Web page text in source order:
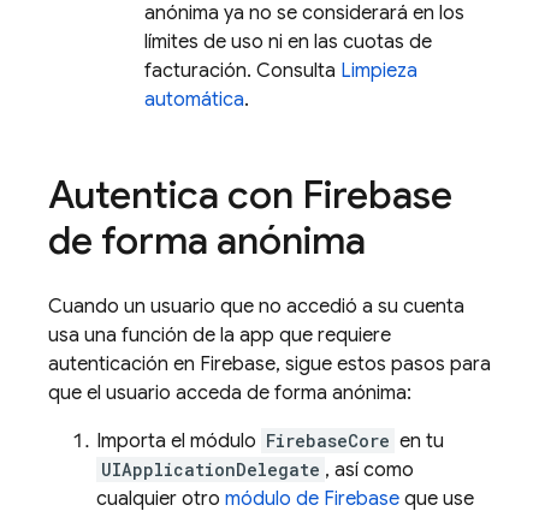
anónima ya no se considerará en los
límites de uso ni en las cuotas de
facturación. Consulta Limpieza
automática.
Autentica con Firebase
de forma anónima
Cuando un usuario que no accedió a su cuenta
usa una función de la app que requiere
autenticación en Firebase, sigue estos pasos para
que el usuario acceda de forma anónima:
Importa el módulo FirebaseCore en tu
UIApplicationDelegate , así como
cualquier otro módulo de Firebase que use